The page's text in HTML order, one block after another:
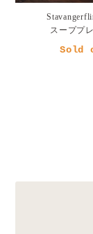
スーププ
Sold